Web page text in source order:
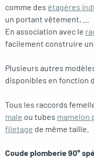
comme des étagères
un portant vêtement, …
En association avec le
facilement construire
Plusieurs autres
disponibles en fonction
Tous les raccords
male ou tubes mamelon
filetage de même taille.
Coude plomberie 90°